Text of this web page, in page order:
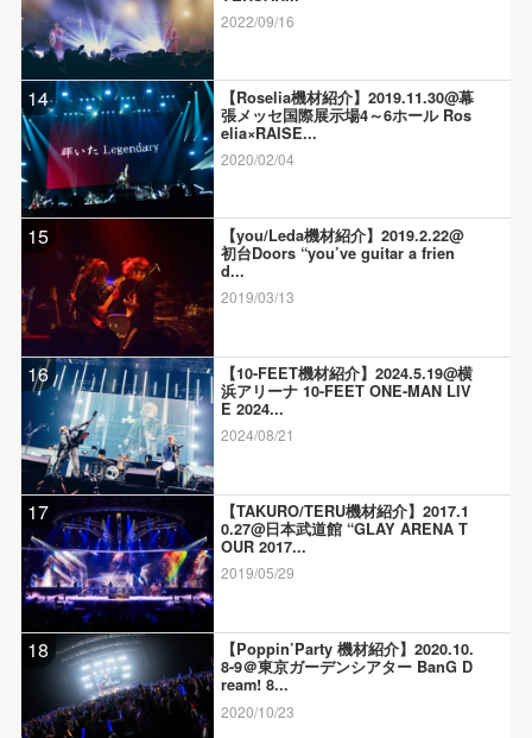
2022/09/16
14
【Roselia機材紹介】2019.11.30@幕
張メッセ国際展示場4～6ホール Ros
elia×RAISE...
2020/02/04
15
【you/Leda機材紹介】2019.2.22@
初台Doors “you’ve guitar a frien
d...
2019/03/13
16
【10-FEET機材紹介】2024.5.19@横
浜アリーナ 10-FEET ONE-MAN LIV
E 2024...
2024/08/21
17
【TAKURO/TERU機材紹介】2017.1
0.27@日本武道館 “GLAY ARENA T
OUR 2017...
2019/05/29
18
【Poppin’Party 機材紹介】2020.10.
8-9＠東京ガーデンシアター BanG D
ream! 8...
2020/10/23